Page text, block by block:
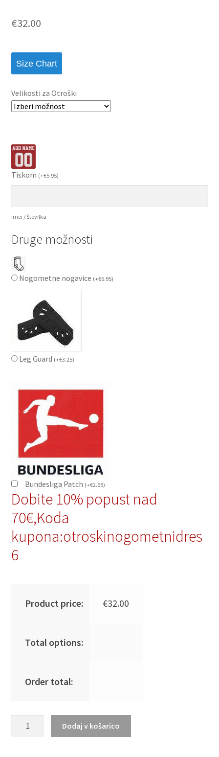
€32.00
Size Chart
Velikosti za Otroški
Tiskom (+€5.95)
Imei / Številka
Druge možnosti
Nogometne nogavice (+€6.95)
Leg Guard (+€3.25)
Bundesliga Patch (+€2.65)
Dobite 10% popust nad
70€,Koda
kupona:otroskinogometnidres
6
Product price: €32.00
Total options:
Order total:
Dodaj v košarico